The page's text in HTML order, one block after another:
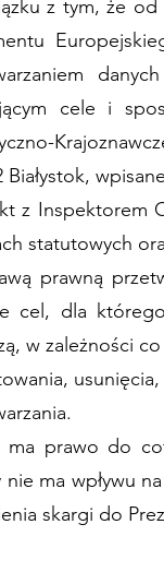
z tym, że od
cele i
Białystok,
z Inspektorem
statutowych
prawną
cel, dla
w zależności
ma prawo do
nie ma wpływu
skargi do